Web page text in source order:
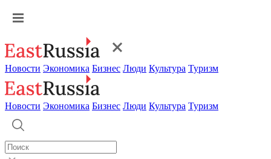
Новости Экономика Бизнес Люди Культура Туризм
Новости Экономика Бизнес Люди Культура Туризм